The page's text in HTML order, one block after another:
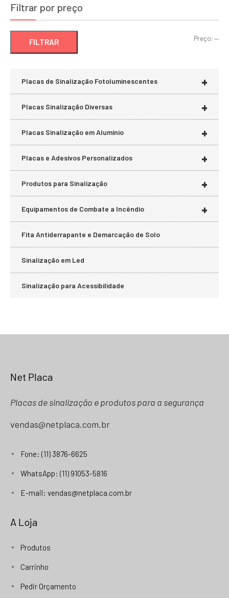
Filtrar por preço
FILTRAR Preço: —
+
Placas de Sinalização Fotoluminescentes
+
Placas Sinalização Diversas
+
Placas Sinalização em Alumínio
+
Placas e Adesivos Personalizados
+
Produtos para Sinalização
+
Equipamentos de Combate a Incêndio
Fita Antiderrapante e Demarcação de Solo
Sinalização em Led
Sinalização para Acessibilidade
Net Placa
Placas de sinalização e produtos para a segurança
vendas@netplaca.com.br
Fone: (11) 3876-6625
WhatsApp: (11) 91053-5816
E-mail: vendas@netplaca.com.br
A Loja
Produtos
Carrinho
Pedir Orçamento